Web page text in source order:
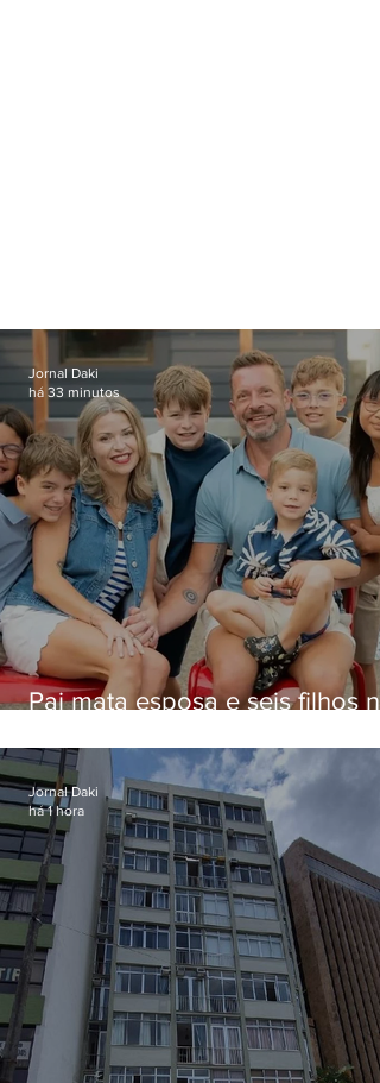
Pai mata esposa e seis filhos
Jornal Daki
há 33 minutos
Jornal Daki
há 1 hora